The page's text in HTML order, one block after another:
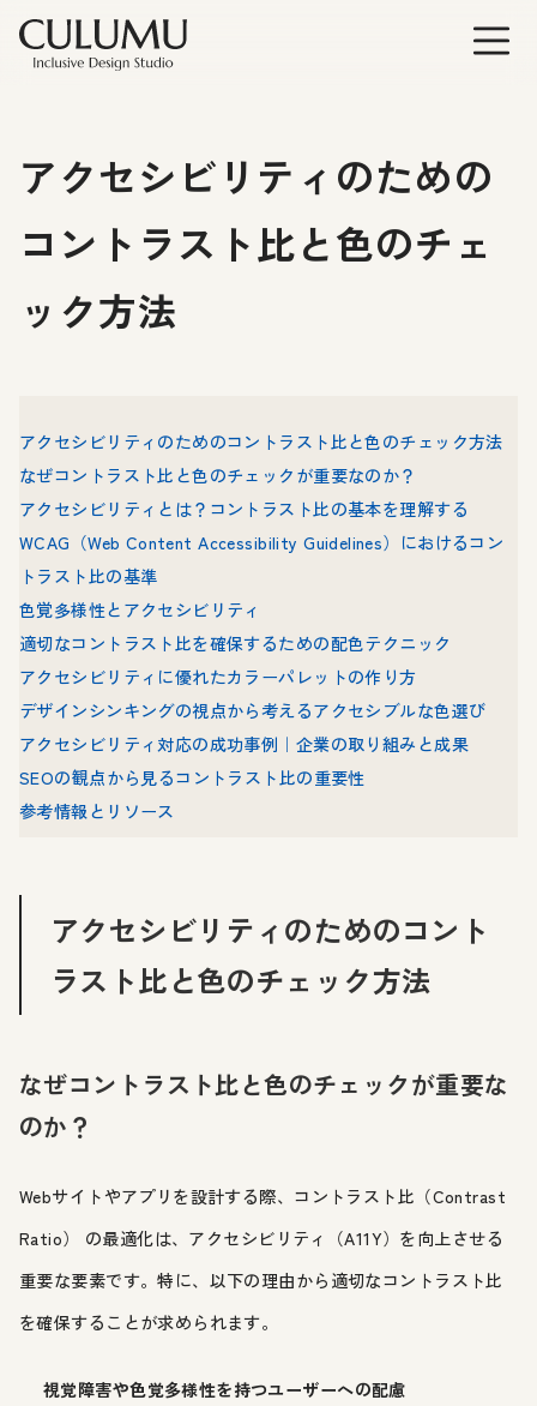
アクセシビリティのための
コントラスト比と色のチェ
ック方法
アクセシビリティのためのコントラスト比と色のチェック方法
なぜコントラスト比と色のチェックが重要なのか？
アクセシビリティとは？コントラスト比の基本を理解する
WCAG（Web Content Accessibility Guidelines）におけるコン
トラスト比の基準
色覚多様性とアクセシビリティ
適切なコントラスト比を確保するための配色テクニック
アクセシビリティに優れたカラーパレットの作り方
デザインシンキングの視点から考えるアクセシブルな色選び
アクセシビリティ対応の成功事例｜企業の取り組みと成果
SEOの観点から見るコントラスト比の重要性
参考情報とリソース
アクセシビリティのためのコント
ラスト比と色のチェック方法
なぜコントラスト比と色のチェックが重要な
のか？
Webサイトやアプリを設計する際、コントラスト比（Contrast
Ratio） の最適化は、アクセシビリティ（A11Y）を向上させる
重要な要素です。特に、以下の理由から適切なコントラスト比
を確保することが求められます。
視覚障害や色覚多様性を持つユーザーへの配慮